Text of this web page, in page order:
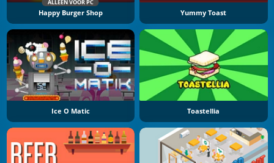
ALLEEN VOOR PC
Happy Burger Shop Yummy Toast
Ice O Matic Toastellia